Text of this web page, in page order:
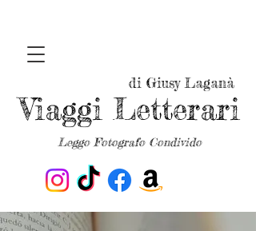
Leggo Fotografo Condivido
Viaggi Letterari
di Giusy Laganà